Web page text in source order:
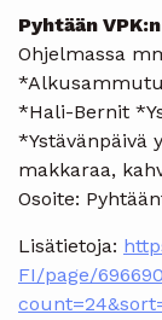
Pyhtään
Ohjelmassa
*Hali-Bernit
*Ystävänpäivä
makkaraa,
Osoite:
Lisätietoja:
FI/page/